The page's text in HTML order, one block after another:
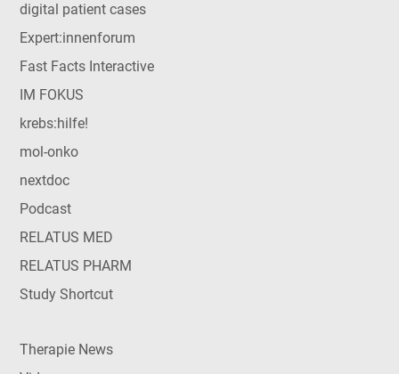
digital patient cases
Expert:innenforum
Fast Facts Interactive
IM FOKUS
krebs:hilfe!
mol-onko
nextdoc
Podcast
RELATUS MED
RELATUS PHARM
Study Shortcut
Therapie News